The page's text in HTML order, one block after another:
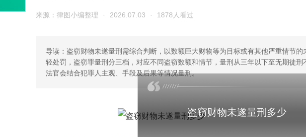
来源：律图小编整理 · 2026.07.03 · 1878人看过
导读：盗窃财物未遂量刑需综合判断，以数额巨大财物等为目标或有其他严重情节
轻处罚，盗窃罪量刑分三档，对应不同盗窃数额和情节，量刑从三年以下至无期徒
法官会结合犯罪人主观、手段及后果等情况量刑。
盗窃财物未遂量刑多少